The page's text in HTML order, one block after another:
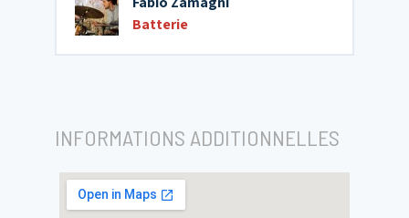
Batterie
INFORMATIONS ADDITIONNELLES